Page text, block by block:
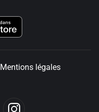
Mentions légales